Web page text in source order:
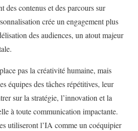
des contenus et des parcours sur
crée un engagement plus
des audiences, un atout majeur
pas la créativité humaine, mais
équipes des tâches répétitives, leur
sur la stratégie, l’innovation et la
à toute communication impactante.
utiliseront l’IA comme un coéquipier